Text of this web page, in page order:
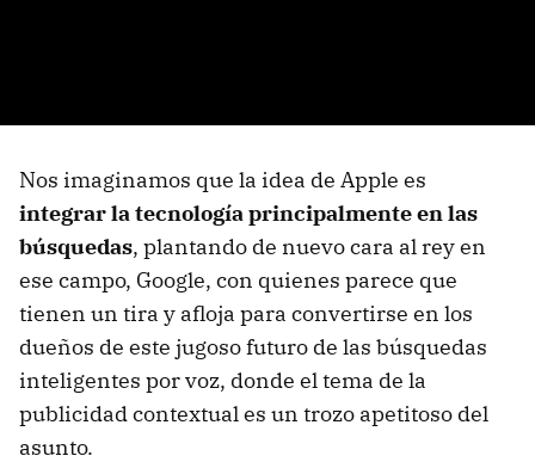
Nos imaginamos que la idea de Apple es
integrar la tecnología principalmente en las
búsquedas, plantando de nuevo cara al rey en
ese campo, Google, con quienes parece que
tienen un tira y afloja para convertirse en los
dueños de este jugoso futuro de las búsquedas
inteligentes por voz, donde el tema de la
publicidad contextual es un trozo apetitoso del
asunto.